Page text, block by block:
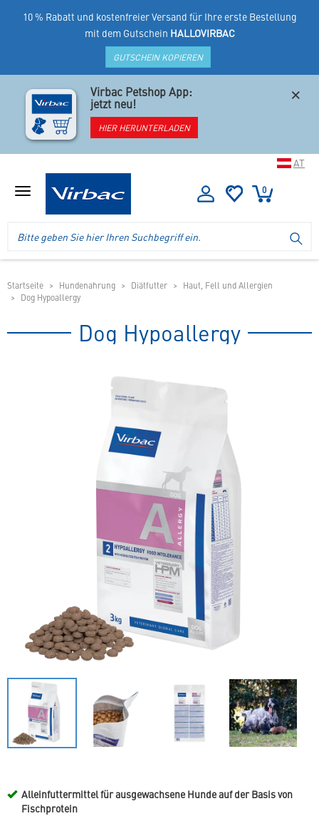
10 % Rabatt und kostenfreier Versand für Ihre erste Bestellung
mit dem Gutschein HALLOVIRBAC
GUTSCHEIN KOPIEREN
Virbac Petshop App:
jetzt neu!
HIER HERUNTERLADEN
×
AT
Menü
Virbac
Ihr
Shop
Tierfutter
0
Header
mobilen
Shop
Startseite Hundenahrung Diätfutter
Haut, Fell und Allergien
Dog Hypoallergy
Dog Hypoallergy
Alleinfuttermittel für ausgewachsene Hunde auf der Basis von
Fischprotein